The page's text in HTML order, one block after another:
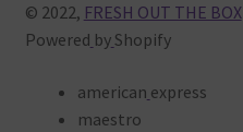
© 2022, FRESH OUT THE BOX
Powered by Shopify
american express
maestro